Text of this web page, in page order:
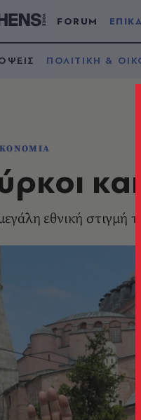
FORUM
ΠΟΛΙΤΙΚΗ &
εθνική στιγμή